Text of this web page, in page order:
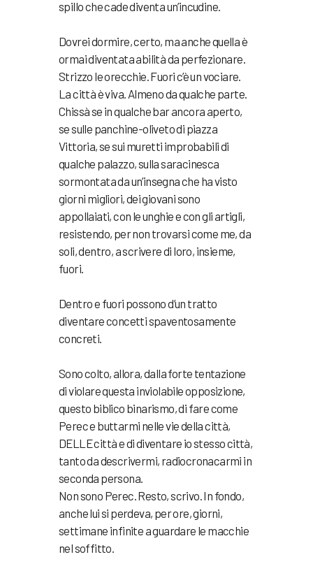
spillo che cade diventa un’incudine.
Dovrei dormire, certo, ma anche quella è
ormai diventata abilità da perfezionare.
Strizzo le orecchie. Fuori c’è un vociare.
La città è viva. Almeno da qualche parte.
Chissà se in qualche bar ancora aperto,
se sulle panchine-oliveto di piazza
Vittoria, se sui muretti improbabili di
qualche palazzo, sulla saracinesca
sormontata da un’insegna che ha visto
giorni migliori, dei giovani sono
appollaiati, con le unghie e con gli artigli,
resistendo, per non trovarsi come me, da
soli, dentro, a scrivere di loro, insieme,
fuori.
Dentro e fuori possono d’un tratto
diventare concetti spaventosamente
concreti.
Sono colto, allora, dalla forte tentazione
di violare questa inviolabile opposizione,
questo biblico binarismo, di fare come
Perec e buttarmi nelle vie della città,
DELLE città e di diventare io stesso città,
tanto da descrivermi, radiocronacarmi in
seconda persona.
Non sono Perec. Resto, scrivo. In fondo,
anche lui si perdeva, per ore, giorni,
settimane infinite a guardare le macchie
nel soffitto.